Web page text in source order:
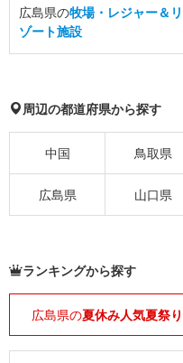
広島県の牧場・レジャー＆リ
ゾート施設
周辺の都道府県から探す
中国 鳥取県
広島県 山口県
ランキングから探す
広島県の夏休み人気夏祭り